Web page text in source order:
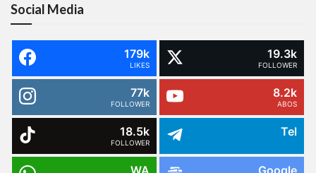
Social Media
179k
LIKES
19.3k
FOLLOWER
77k
FOLLOWER
8.2k
ABOS
18.5k
FOLLOWER
Tel
WA Google